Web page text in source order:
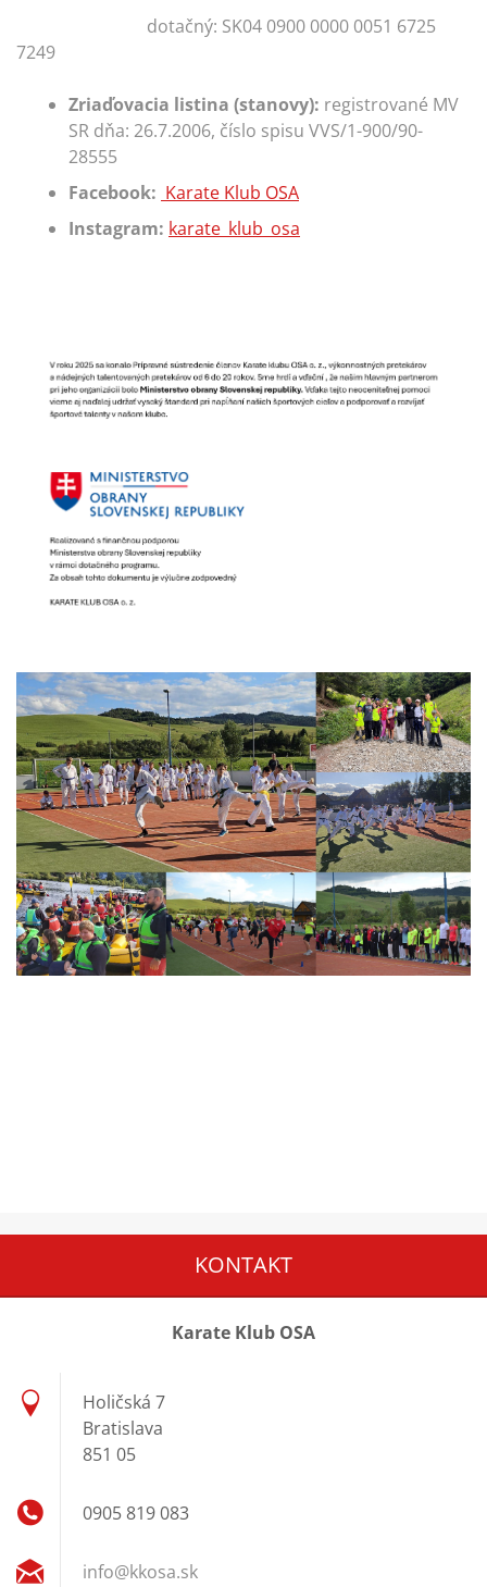
dotačný: SK04 0900 0000 0051 6725
7249
Zriaďovacia listina (stanovy): registrované MV
SR dňa: 26.7.2006, číslo spisu VVS/1-900/90-
28555
Facebook: Karate Klub OSA
Instagram: karate_klub_osa
KONTAKT
Karate Klub OSA
Holičská 7
Bratislava
851 05
0905 819 083
info@kkosa.sk